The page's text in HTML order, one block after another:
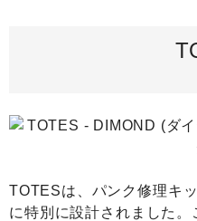
TOTESは、パンク修理キ
に特別に設計されました